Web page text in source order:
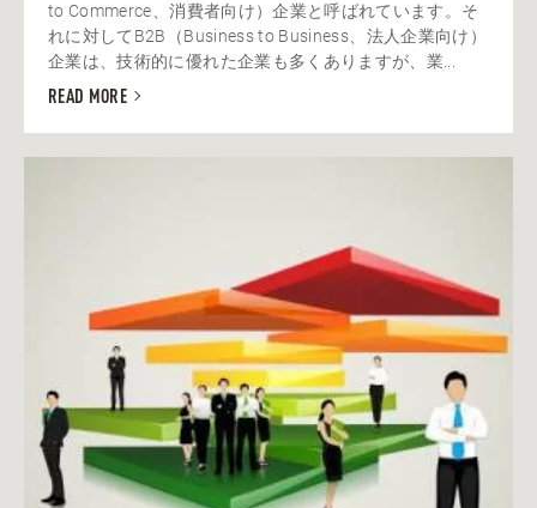
to Commerce、消費者向け）企業と呼ばれています。そ
れに対してB2B（Business to Business、法人企業向け）
企業は、技術的に優れた企業も多くありますが、業...
READ MORE